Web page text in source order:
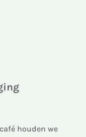
houden we